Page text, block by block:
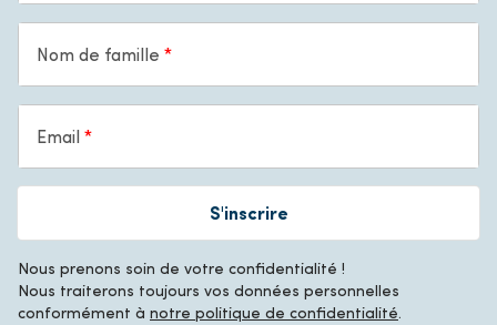
Nom de famille
Email
S'inscrire
Nous prenons soin de votre confidentialité !
Nous traiterons toujours vos données personnelles
conformément à notre politique de confidentialité.